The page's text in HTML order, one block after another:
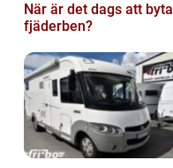
När är det dags att byta
fjäderben?